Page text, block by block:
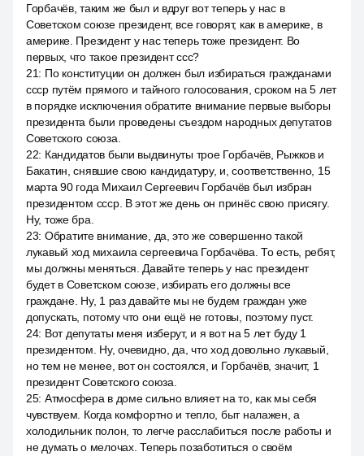
Горбачёв, таким же был и вдруг вот теперь у нас в
Советском союзе президент, все говорят, как в америке, в
америке. Президент у нас теперь тоже президент. Во
первых, что такое президент ссс?
21: По конституции он должен был избираться гражданами
ссср путём прямого и тайного голосования, сроком на 5 лет
в порядке исключения обратите внимание первые выборы
президента были проведены съездом народных депутатов
Советского союза.
22: Кандидатов были выдвинуты трое Горбачёв, Рыжков и
Бакатин, снявшие свою кандидатуру, и, соответственно, 15
марта 90 года Михаил Сергеевич Горбачёв был избран
президентом ссср. В этот же день он принёс свою присягу.
Ну, тоже бра.
23: Обратите внимание, да, это же совершенно такой
лукавый ход михаила сергеевича Горбачёва. То есть, ребят,
мы должны меняться. Давайте теперь у нас президент
будет в Советском союзе, избирать его должны все
граждане. Ну, 1 раз давайте мы не будем граждан уже
допускать, потому что они ещё не готовы, поэтому пуст.
24: Вот депутаты меня изберут, и я вот на 5 лет буду 1
президентом. Ну, очевидно, да, что ход довольно лукавый,
но тем не менее, вот он состоялся, и Горбачёв, значит, 1
президент Советского союза.
25: Атмосфера в доме сильно влияет на то, как мы себя
чувствуем. Когда комфортно и тепло, быт налажен, а
холодильник полон, то легче расслабиться после работы и
не думать о мелочах. Теперь позаботиться о своём